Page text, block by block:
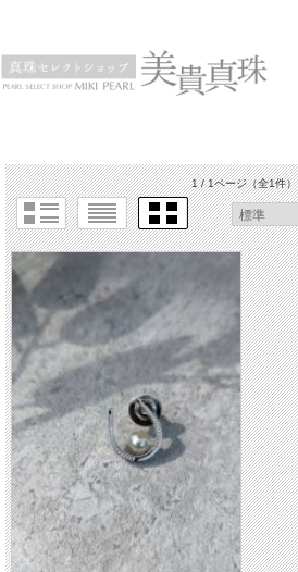
1 / 1ページ（全1件）